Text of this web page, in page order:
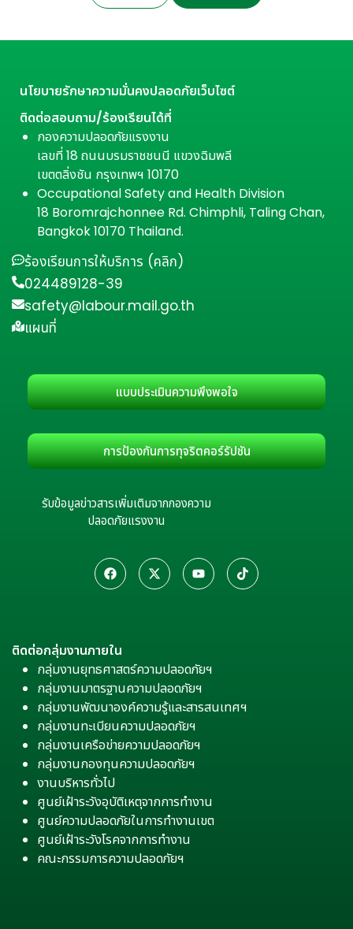
นโยบายรักษาความมั่นคงปลอดภัยเว็บไซต์
ติดต่อสอบถาม/ร้องเรียนได้ที่
กองความปลอดภัยแรงงาน
เลขที่ 18 ถนนบรมราชชนนี แขวงฉิมพลี
เขตตลิ่งชัน กรุงเทพฯ 10170
Occupational Safety and Health Division
18 Boromrajchonnee Rd. Chimphli, Taling Chan,
Bangkok 10170 Thailand.
ร้องเรียนการให้บริการ (คลิก)
024489128-39
safety@labour.mail.go.th
แผนที่
แบบประเมินความพึงพอใจ
การป้องกันการทุจริตคอร์รัปชัน
รับข้อมูลข่าวสารเพิ่มเติมจากกองความ
ปลอดภัยแรงงาน
ติดต่อกลุ่มงานภายใน
กลุ่มงานยุทธศาสตร์ความปลอดภัยฯ
กลุ่มงานมาตรฐานความปลอดภัยฯ
กลุ่มงานพัฒนาองค์ความรู้และสารสนเทศฯ
กลุ่มงานทะเบียนความปลอดภัยฯ
กลุ่มงานเครือข่ายความปลอดภัยฯ
กลุ่มงานกองทุนความปลอดภัยฯ
งานบริหารทั่วไป
ศูนย์เฝ้าระวังอุบัติเหตุจากการทำงาน
ศูนย์ความปลอดภัยในการทำงานเขต
ศูนย์เฝ้าระวังโรคจากการทำงาน
คณะกรรมการความปลอดภัยฯ